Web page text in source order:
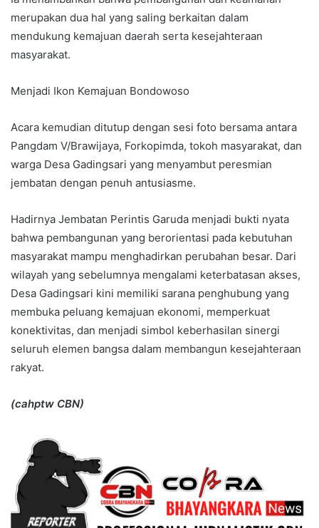
merupakan dua hal yang saling berkaitan dalam
mendukung kemajuan daerah serta kesejahteraan
masyarakat.
Menjadi Ikon Kemajuan Bondowoso
Acara kemudian ditutup dengan sesi foto bersama antara
Pangdam V/Brawijaya, Forkopimda, tokoh masyarakat, dan
warga Desa Gadingsari yang menyambut peresmian
jembatan dengan penuh antusiasme.
Hadirnya Jembatan Perintis Garuda menjadi bukti nyata
bahwa pembangunan yang berorientasi pada kebutuhan
masyarakat mampu menghadirkan perubahan besar. Dari
wilayah yang sebelumnya mengalami keterbatasan akses,
Desa Gadingsari kini memiliki sarana penghubung yang
membuka peluang kemajuan ekonomi, memperkuat
konektivitas, dan menjadi simbol keberhasilan sinergi
seluruh elemen bangsa dalam membangun kesejahteraan
rakyat.
(cahptw CBN)